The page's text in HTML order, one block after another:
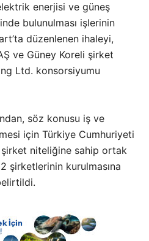
enerjisi ve güneş
bulunulması işlerinin
düzenlenen ihaleyi,
ve Güney Koreli şirket
Ltd. konsorsiyumu
söz konusu iş ve
için Türkiye Cumhuriyeti
şirket niteliğine sahip ortak
şirketlerinin kurulmasına